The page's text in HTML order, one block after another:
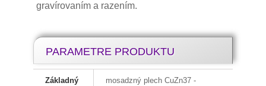
gravírovaním a razením.
PARAMETRE PRODUKTU
Základný
mosadzný plech CuZn37 -